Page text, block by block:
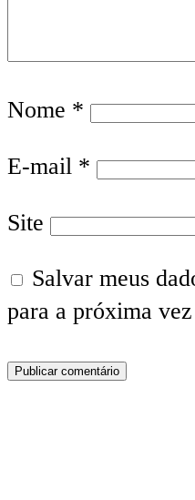
Nome *
E-mail *
Site
Salvar meus
para a próxima